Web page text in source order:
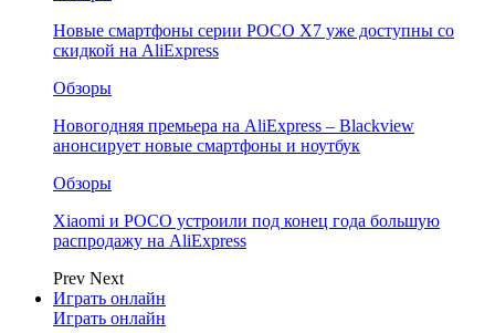
Новые смартфоны серии POCO X7 уже доступны со
скидкой на AliExpress
Обзоры
Новогодняя премьера на AliExpress – Blackview
анонсирует новые смартфоны и ноутбук
Обзоры
Xiaomi и POCO устроили под конец года большую
распродажу на AliExpress
Prev Next
Играть онлайн
Играть онлайн